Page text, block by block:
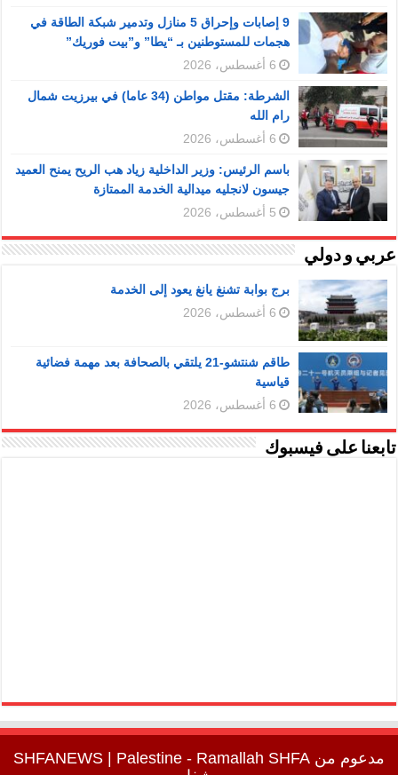
9 إصابات وإحراق 5 منازل وتدمير شبكة الطاقة في
هجمات للمستوطنين بـ “يطا” و”بيت فوريك”
6 أغسطس، 2026
الشرطة: مقتل مواطن (34 عاما) في بيرزيت شمال
رام الله
6 أغسطس، 2026
باسم الرئيس: وزير الداخلية زياد هب الريح يمنح العميد
جيسون لانجليه ميدالية الخدمة الممتازة
5 أغسطس، 2026
عربي و دولي
برج بوابة تشنغ يانغ يعود إلى الخدمة
6 أغسطس، 2026
طاقم شنتشو-21 يلتقي بالصحافة بعد مهمة فضائية
قياسية
6 أغسطس، 2026
تابعنا على فيسبوك
مدعوم من SHFANEWS | Palestine - Ramallah SHFA